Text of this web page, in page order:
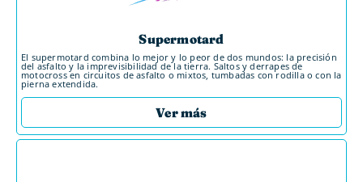
Supermotard
El supermotard combina lo mejor y lo peor de dos mundos: la precisión
del asfalto y la imprevisibilidad de la tierra. Saltos y derrapes de
motocross en circuitos de asfalto o mixtos, tumbadas con rodilla o con la
pierna extendida.
Ver más